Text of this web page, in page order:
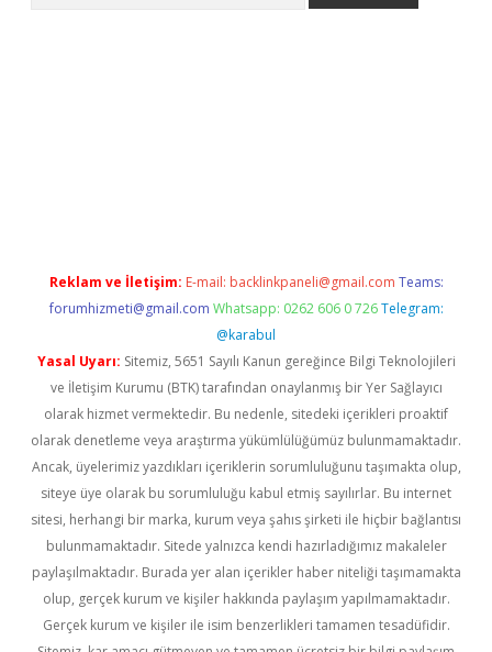
Reklam ve İletişim: E-mail: backlinkpaneli@gmail.com Teams:
forumhizmeti@gmail.com Whatsapp: 0262 606 0 726 Telegram:
@karabul
Yasal Uyarı: Sitemiz, 5651 Sayılı Kanun gereğince Bilgi Teknolojileri
ve İletişim Kurumu (BTK) tarafından onaylanmış bir Yer Sağlayıcı
olarak hizmet vermektedir. Bu nedenle, sitedeki içerikleri proaktif
olarak denetleme veya araştırma yükümlülüğümüz bulunmamaktadır.
Ancak, üyelerimiz yazdıkları içeriklerin sorumluluğunu taşımakta olup,
siteye üye olarak bu sorumluluğu kabul etmiş sayılırlar. Bu internet
sitesi, herhangi bir marka, kurum veya şahıs şirketi ile hiçbir bağlantısı
bulunmamaktadır. Sitede yalnızca kendi hazırladığımız makaleler
paylaşılmaktadır. Burada yer alan içerikler haber niteliği taşımamakta
olup, gerçek kurum ve kişiler hakkında paylaşım yapılmamaktadır.
Gerçek kurum ve kişiler ile isim benzerlikleri tamamen tesadüfidir.